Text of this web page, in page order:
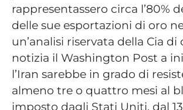
rappresentassero circa l’80%
delle sue esportazioni di oro
un’analisi riservata della Cia
notizia il Washington Post a
l’Iran sarebbe in grado di
almeno tre o quattro mesi al
imposto dagli Stati Uniti, dal